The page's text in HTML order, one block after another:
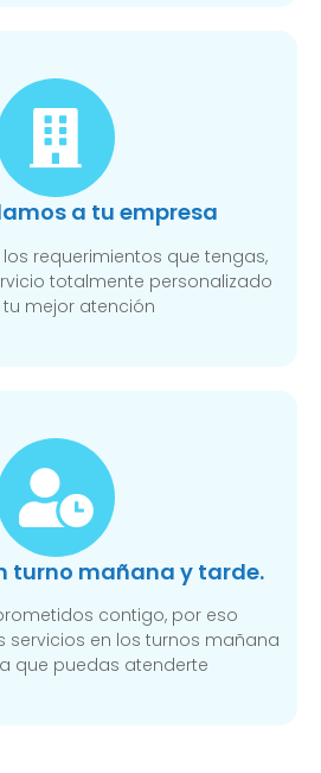
a tu empresa
requerimientos que tengas,
totalmente personalizado
mejor atención
turno mañana y tarde.
contigo, por eso
servicios en los turnos mañana
que puedas atenderte